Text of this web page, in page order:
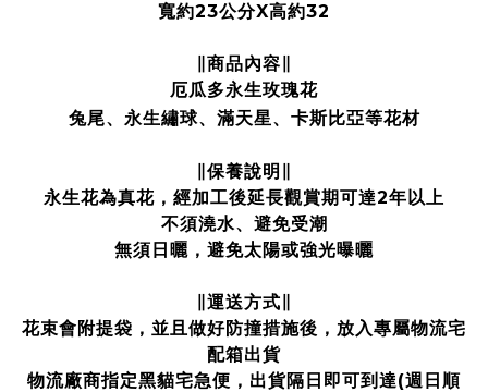
寬約23公分X高約32
∥商品內容∥
厄瓜多永生玫瑰花
兔尾、永生繡球、 滿天星、卡斯比亞等花材
∥保養說明∥
永生花為真花，經加工後延長觀賞期可達2年以上
不須澆水、避免受潮
無須日曬，避免太陽或強光曝曬
∥運送方式∥
花束會附提袋，並且做好防撞措施後，放入專屬物流宅
配箱出貨
物流廠商指定黑貓宅急便，出貨隔日即可到達(週日順